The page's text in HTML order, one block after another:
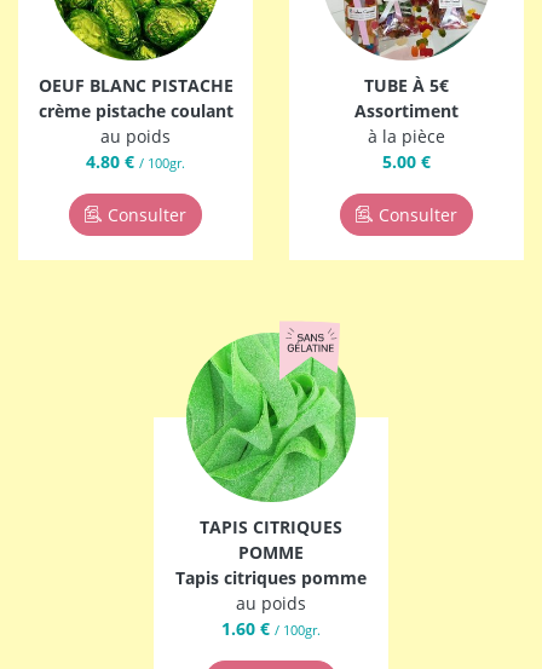
OEUF BLANC PISTACHE
crème pistache coulant
au poids
4.80 € / 100gr.
Consulter
TUBE À 5€
Assortiment
à la pièce
5.00 €
Consulter
TAPIS CITRIQUES
POMME
Tapis citriques pomme
au poids
1.60 € / 100gr.